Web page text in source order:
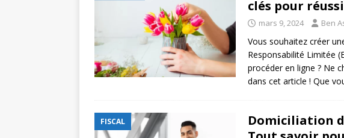
clés pour
mars 9, 2024 Ben
Vous souhaitez créer
Responsabilité Limitée
procéder en ligne ? Ne
dans cet article ! Que
FISCAL
Domiciliation